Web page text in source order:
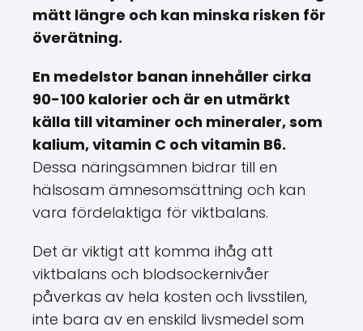
mätt längre och kan minska risken för
överätning.
En medelstor banan innehåller cirka
90-100 kalorier och är en utmärkt
källa till vitaminer och mineraler, som
kalium, vitamin C och vitamin B6.
Dessa näringsämnen bidrar till en
hälsosam ämnesomsättning och kan
vara fördelaktiga för viktbalans.
Det är viktigt att komma ihåg att
viktbalans och blodsockernivåer
påverkas av hela kosten och livsstilen,
inte bara av en enskild livsmedel som